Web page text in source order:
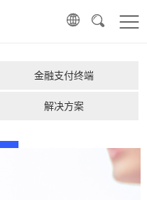
金融支付终端
解决方案